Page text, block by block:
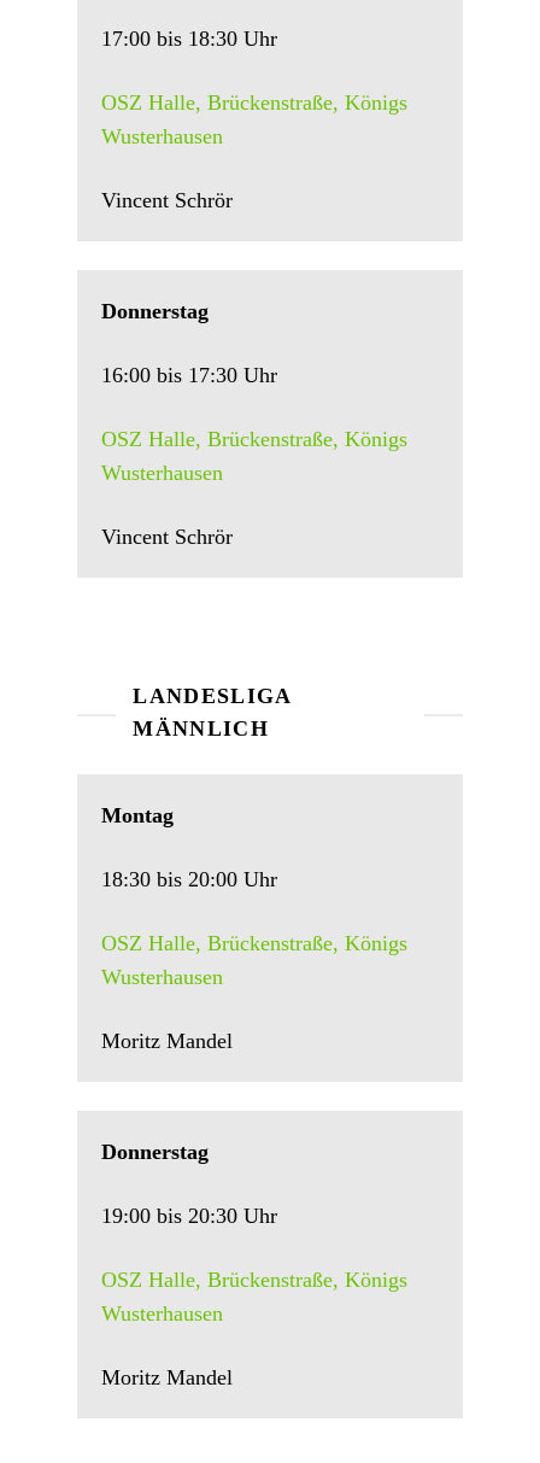
17:00 bis 18:30 Uhr
OSZ Halle, Brückenstraße, Königs
Wusterhausen
Vincent Schrör
Donnerstag
16:00 bis 17:30 Uhr
OSZ Halle, Brückenstraße, Königs
Wusterhausen
Vincent Schrör
LANDESLIGA
MÄNNLICH
Montag
18:30 bis 20:00 Uhr
OSZ Halle, Brückenstraße, Königs
Wusterhausen
Moritz Mandel
Donnerstag
19:00 bis 20:30 Uhr
OSZ Halle, Brückenstraße, Königs
Wusterhausen
Moritz Mandel